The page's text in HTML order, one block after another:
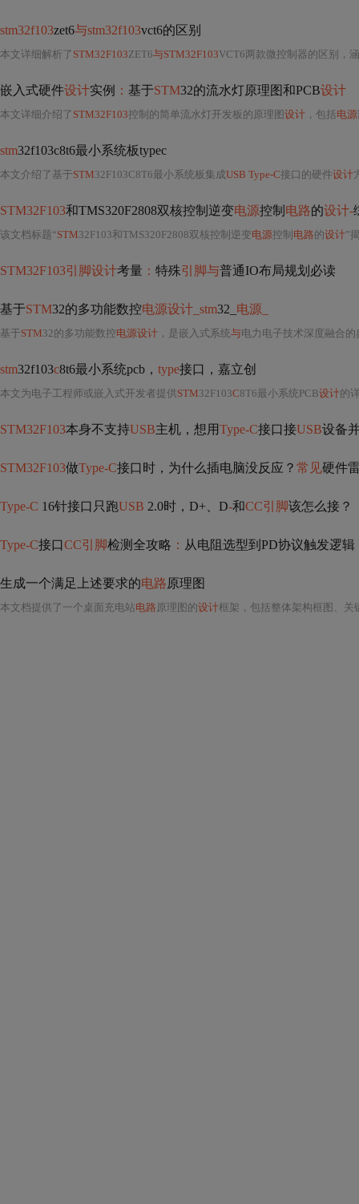
stm32f103zet6与stm32f103vct6的区别
本文详细解析了 STM32F103ZET6与STM32F103VCT6两款微控制器的区别，
嵌入式硬件设计实例 ： 基于STM32的流水灯原理图和PCB设计
本文详细介绍了 STM32F103控制的简单流水灯开发板的原理图 设计 ，包括电源
stm32f103c8t6最小系统板typec
本文介绍了基于STM32F103C8T6最小系统板集成USB Type-C接口的硬件设计
STM32F103和TMS320F2808双核控制逆变电源控制 电路的设计-
该文档标题“STM32F103和TMS320F2808双核控制逆变电源控制 电路的设计”揭示
STM32F103引脚设计考量 ： 特殊引脚与普通IO布局规划必读
基于STM32的多功能数控电源设计_stm32_ 电源_
基于STM32的多功能数控电源设计 ，是嵌入式系统与电力电子技术深度融合
stm32f103c8t6最小系统pcb， type接口，嘉立创
本文为电子工程师或嵌入式开发者提供STM32F103C8T6最小系统PCB设计的
STM32F103本身不支持USB主机，想用Type-C接口接USB设备并
STM32F103做Type-C接口时，为什么插电脑没反应？ 常见硬件
Type-C 16针接口只跑USB 2.0时，D+、D-和CC引脚该怎么接？
Type-C接口CC引脚检测全攻略 ： 从电阻选型到PD协议触发逻辑
生成一个满足上述要求的电路原理图
本文档提供了一个桌面充电站电路 原理图的设计框架，包括整体架构框图、关